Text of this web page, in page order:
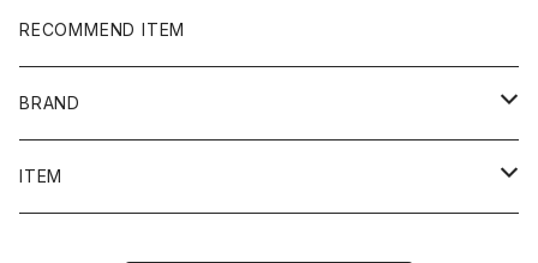
RECOMMEND ITEM
BRAND
NIKE
ITEM